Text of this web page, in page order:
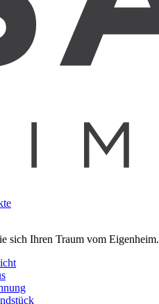
sich Ihren Traum vom Eigenheim.